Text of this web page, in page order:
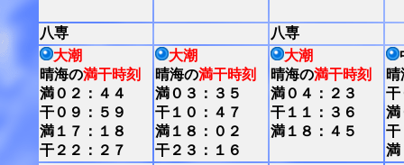
八専
八専
大潮
晴海の満干時刻
満０２：４４
干０９：５９
満１７：１８
干２２：２７
大潮
晴海の満干時刻
満０３：３５
干１０：４７
満１８：０２
干２３：１６
大潮
晴海の満干時刻
満０４：２３
干１１：３６
満１８：４５
干
満
干
満